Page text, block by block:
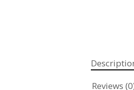
Reviews